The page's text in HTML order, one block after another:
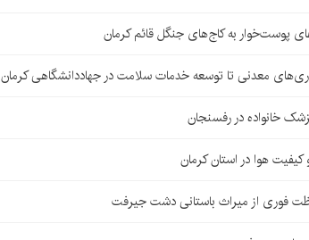
به کاج‌های جنگل قائم کرمان
معدنی تا توسعه خدمات سلامت در جهاددانشگاهی کرمان
خانواده در رفسنجان
هوا در استان کرمان
فوری از میراث باستانی دشت جیرفت